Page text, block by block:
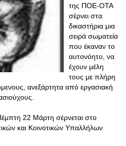
της ΠΟΕ-ΟΤΑ
σέρνει στα
δικαστήρια μια
σειρά σωματεία
που έκαναν το
αυτονόητο, να
έχουν μέλη
τους με πλήρη
ανεξάρτητα από εργασιακή
22 Μάρτη σέρνεται στο
και Κοινοτικών Υπαλλήλων